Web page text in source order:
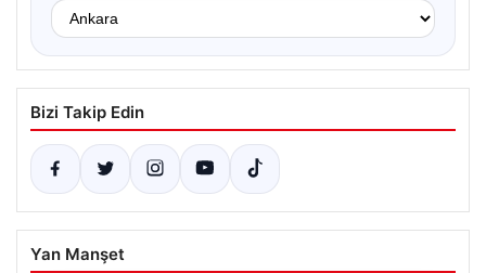
Bizi Takip Edin
Yan Manşet